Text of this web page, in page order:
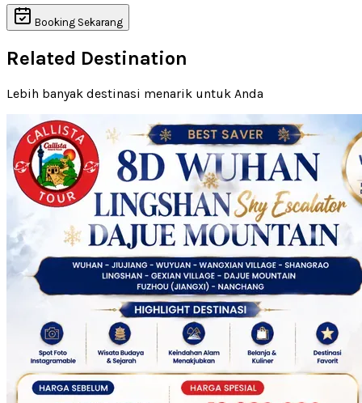
Booking Sekarang
Related Destination
Lebih banyak destinasi menarik untuk Anda